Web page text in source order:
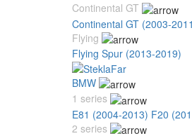
Continental GT
Continental GT (2003-
Flying
Flying Spur (2013-2019)
BMW
1 series
E81 (2004-2013) F20
2 series